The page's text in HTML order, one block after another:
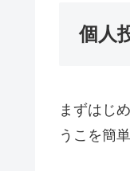
個人
まずはじめ
うこを簡